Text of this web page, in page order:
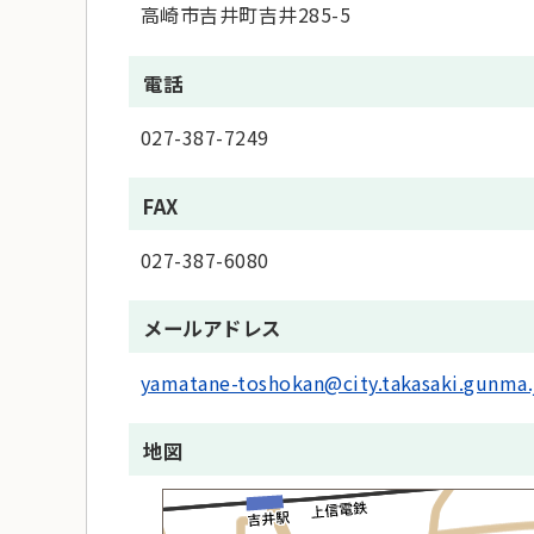
高崎市吉井町吉井285-5
電話
027-387-7249
FAX
027-387-6080
メールアドレス
yamatane-
地図